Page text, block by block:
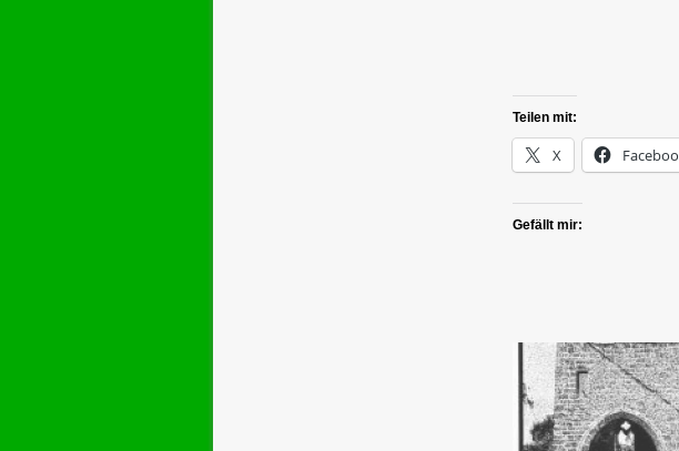
Teilen mit:
X
Gefällt mir: